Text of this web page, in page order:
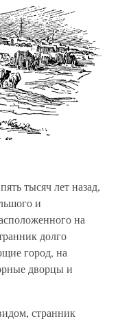
тысяч лет назад,
и
на
долго
город, на
дворцы и
странник